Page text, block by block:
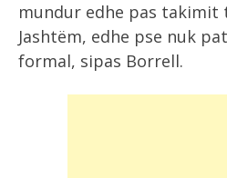
mundur edhe pas takimit
Jashtëm, edhe pse nuk
formal, sipas Borrell.